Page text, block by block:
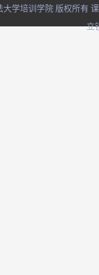
学培训学院 版权所有
立